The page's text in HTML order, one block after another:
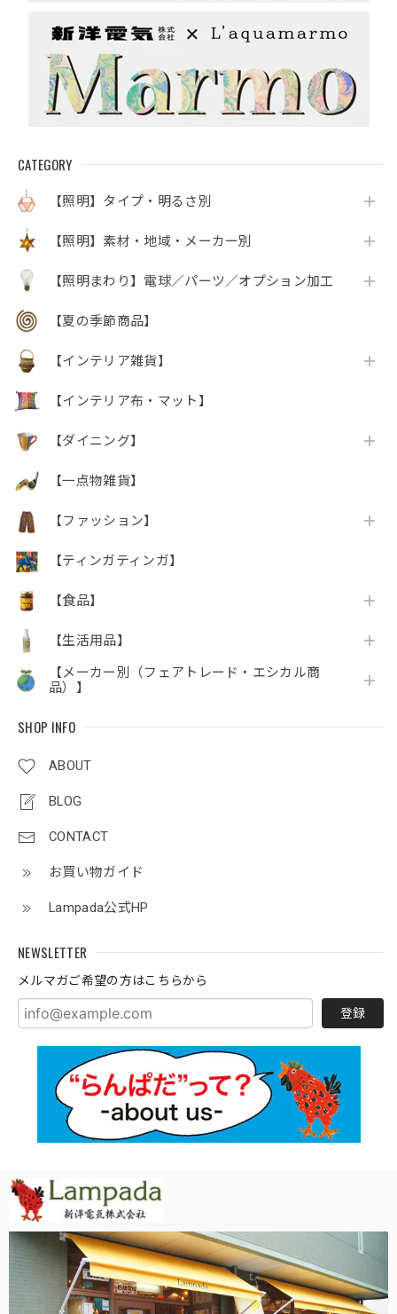
CATEGORY
【照明】タイプ・明るさ別
【照明】素材・地域・メーカー別
【照明まわり】電球／パーツ／オプション加工
【夏の季節商品】
【インテリア雑貨】
【インテリア布・マット】
【ダイニング】
【一点物雑貨】
【ファッション】
【ティンガティンガ】
【食品】
【生活用品】
【メーカー別（フェアトレード・エシカル商
品）】
SHOP INFO
ABOUT
BLOG
CONTACT
お買い物ガイド
Lampada公式HP
NEWSLETTER
メルマガご希望の方はこちらから
登録